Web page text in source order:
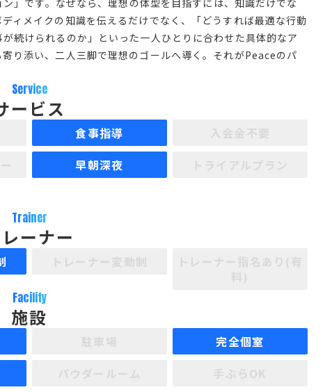
」です。なぜなら、理想の体型を目指すには、知識だけでな
ィメイクの知識を伝えるだけでなく、「どうすれば最適な行動
続けられるのか」といった一人ひとりに合わせた具体的なア
り添い、二人三脚で理想のゴールへ導く。それがPeaceのパ
Service
ービス
食事指導
早朝深夜
Trainer
レーナー
Facility
施設
完全個室